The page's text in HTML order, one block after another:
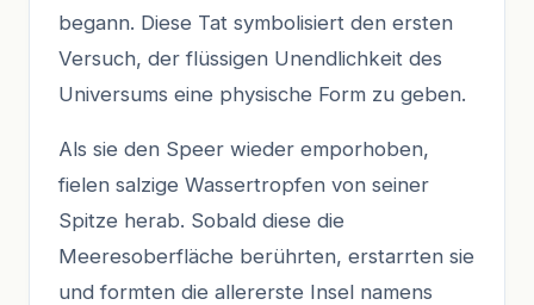
begann. Diese Tat symbolisiert den ersten
Versuch, der flüssigen Unendlichkeit des
Universums eine physische Form zu geben.
Als sie den Speer wieder emporhoben,
fielen salzige Wassertropfen von seiner
Spitze herab. Sobald diese die
Meeresoberfläche berührten, erstarrten sie
und formten die allererste Insel namens